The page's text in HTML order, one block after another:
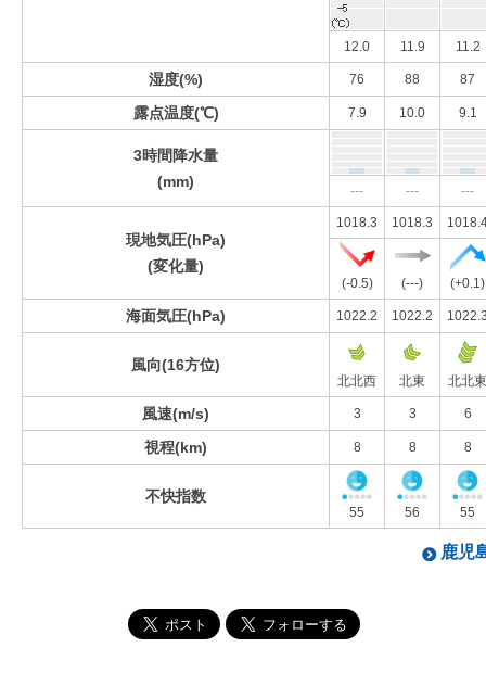
12.0 11.9 11.2
湿度(%) 76 88 87
露点温度(℃) 7.9 10.0 9.1
3時間降水量
(mm)
--- --- ---
現地気圧(hPa)
(変化量)
1018.3 1018.3
(-0.5) (---) (+0.1)
海面気圧(hPa) 1022.2 1022.2
風向(16方位)
北北西 北東 北北東
風速(m/s) 3 3 6
視程(km) 8 8 8
不快指数
55 56 55
鹿児